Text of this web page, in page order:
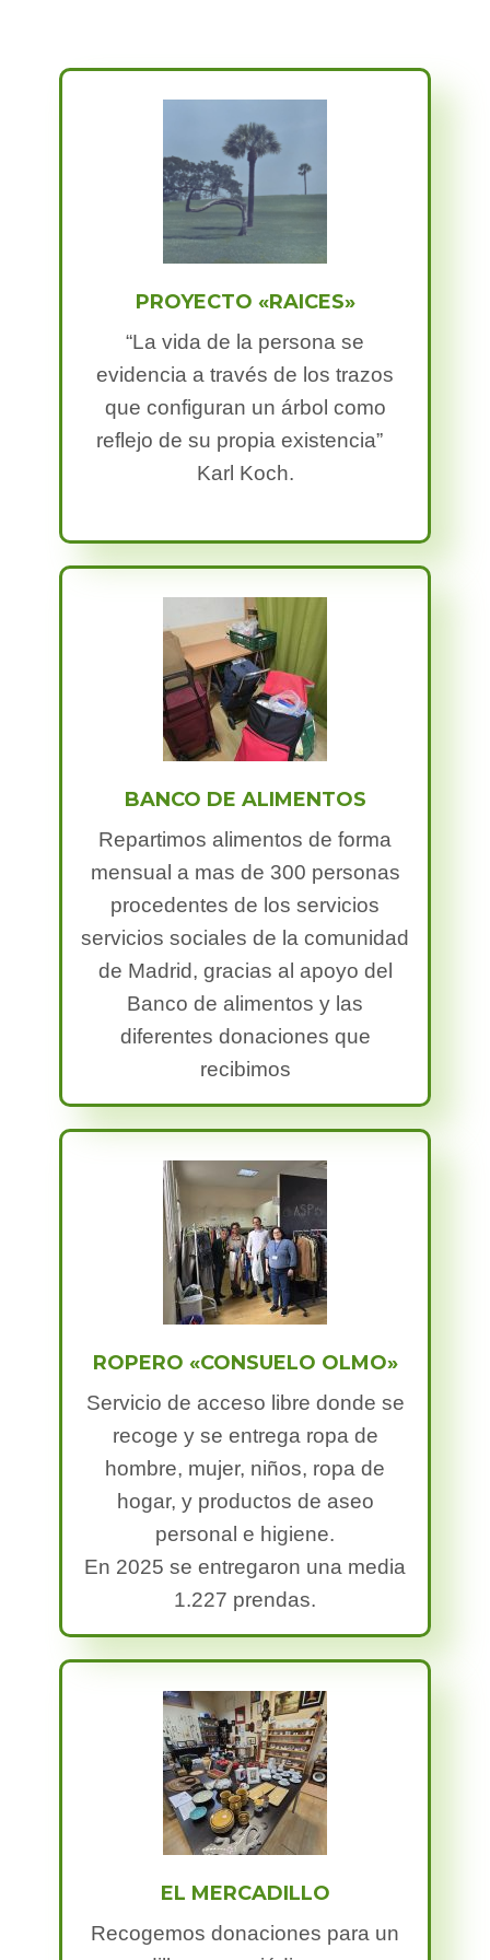
PROYECTO «RAICES»​
“La vida de la persona se
evidencia a través de los trazos
que configuran un árbol como
reflejo de su propia existencia”
Karl Koch.
BANCO DE ALIMENTOS​
Repartimos alimentos de forma
mensual a mas de 300 personas
procedentes de los servicios
servicios sociales de la comunidad
de Madrid, gracias al apoyo del
Banco de alimentos y las
diferentes donaciones que
recibimos
ROPERO «CONSUELO OLMO»
Servicio de acceso libre donde se
recoge y se entrega ropa de
hombre, mujer, niños, ropa de
hogar, y productos de aseo
personal e higiene.
En 2025 se entregaron una media
1.227 prendas.
EL MERCADILLO
Recogemos donaciones para un